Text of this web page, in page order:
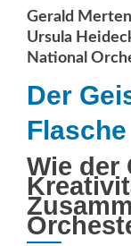
Gerald
Ursula
National
Der
Flasche
Wie der